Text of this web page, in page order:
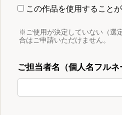
この作品を使用すること
※ご使用が決定していない（選
合はご申請いただけません。
ご担当者名（個人名フルネ